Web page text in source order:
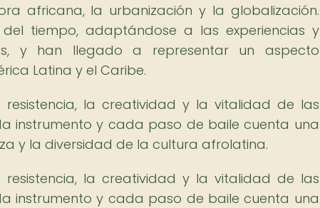
africana, la urbanización y la globalización.
tiempo, adaptándose a las experiencias y
y han llegado a representar un aspecto
Latina y el Caribe.
la creatividad y la vitalidad de las
instrumento y cada paso de baile cuenta una
y la diversidad de la cultura afrolatina.
la creatividad y la vitalidad de las
instrumento y cada paso de baile cuenta una